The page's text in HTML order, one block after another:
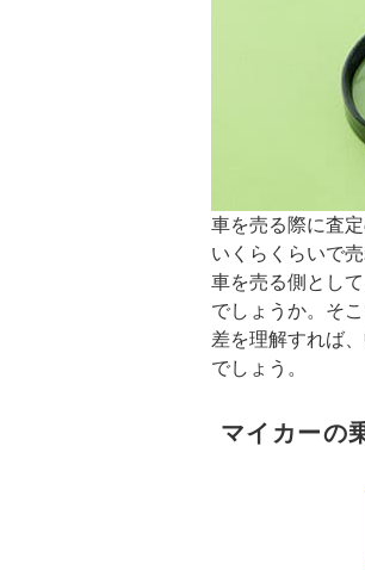
車を売る際に査
いくらくらいで
車を売る側とし
でしょうか。そ
差を理解すれば
でしょう。
マイカーの